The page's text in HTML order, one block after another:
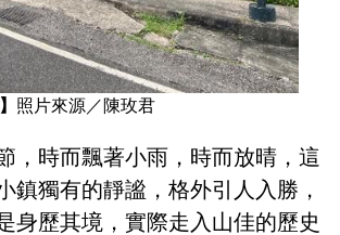
照片來源／陳玫君
，時而飄著小雨，時而放晴，這
鎮獨有的靜謐，格外引人入勝，
身歷其境，實際走入山佳的歷史